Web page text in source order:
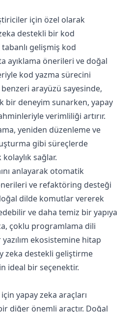
için özel olarak
destekli bir kod
gelişmiş kod
ayıklama önerileri ve doğal
kod yazma sürecini
benzeri arayüzü sayesinde,
bir deneyim sunarken, yapay
verimliliği artırır.
yeniden düzenleme ve
gibi süreçlerde
sağlar.
anlayarak otomatik
ve refaktöring desteği
dilde komutlar vererek
ve daha temiz bir yapıya
çoklu programlama dili
ekosistemine hitap
zeka destekli geliştirme
ideal bir seçenektir.
için yapay zeka araçları
diğer önemli araçtır. Doğal